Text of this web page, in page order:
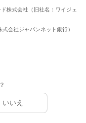
株式会社（旧社名：ワイジェ
会社ジャパンネット銀行）
いいえ